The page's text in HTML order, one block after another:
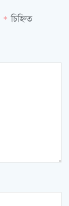
* চিহ্নিত